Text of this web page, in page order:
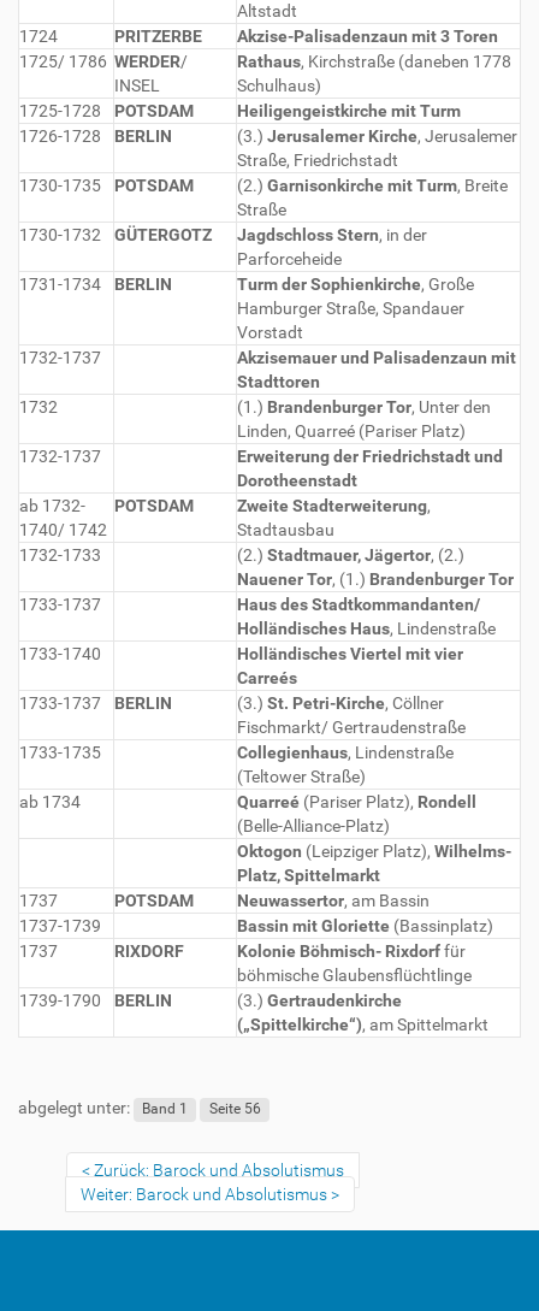
Altstadt
1724
PRITZERBE
Akzise-Palisadenzaun mit 3 Toren
1725/ 1786 WERDER/
INSEL
Rathaus, Kirchstraße (daneben 1778
Schulhaus)
1725-1728
POTSDAM
Heiligengeistkirche mit Turm
1726-1728
BERLIN (3.) Jerusalemer Kirche, Jerusalemer
Straße, Friedrichstadt
1730-1735
POTSDAM (2.) Garnisonkirche mit Turm, Breite
Straße
1730-1732
GÜTERGOTZ Jagdschloss Stern, in der
Parforceheide
1731-1734
BERLIN Turm der Sophienkirche, Große
Hamburger Straße, Spandauer
Vorstadt
1732-1737
Akzisemauer und Palisadenzaun mit
Stadttoren
1732
(1.) Brandenburger Tor, Unter den
Linden, Quarreé (Pariser Platz)
1732-1737
Erweiterung der Friedrichstadt und
Dorotheenstadt
ab 1732-
1740/ 1742
POTSDAM Zweite Stadterweiterung,
Stadtausbau
1732-1733
(2.) Stadtmauer, Jägertor, (2.)
Nauener Tor, (1.) Brandenburger Tor
1733-1737
Haus des Stadtkommandanten/
Holländisches Haus, Lindenstraße
1733-1740
Holländisches Viertel mit vier
Carreés
1733-1737
BERLIN (3.) St. Petri-Kirche, Cöllner
Fischmarkt/ Gertraudenstraße
1733-1735
Collegienhaus, Lindenstraße
(Teltower Straße)
ab 1734
Quarreé (Pariser Platz), Rondell
(Belle-Alliance-Platz)
Oktogon (Leipziger Platz), Wilhelms-
Platz, Spittelmarkt
1737
POTSDAM Neuwassertor, am Bassin
1737-1739
Bassin mit Gloriette (Bassinplatz)
1737
RIXDORF Kolonie Böhmisch- Rixdorffür
böhmische Glaubensflüchtlinge
1739-1790
BERLIN (3.) Gertraudenkirche
(„Spittelkirche“), am Spittelmarkt
abgelegt unter: Band 1 Seite 56
Zurück: Barock und Absolutismus
Weiter: Barock und Absolutismus